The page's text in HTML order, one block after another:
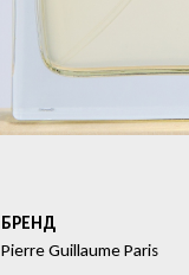
БРЕНД
Pierre Guillaume Paris